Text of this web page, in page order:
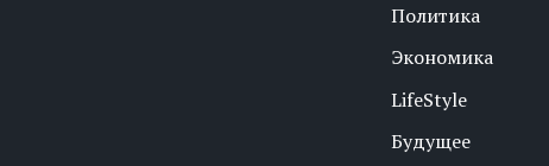
Политика
Экономика
LifeStyle
Будущее